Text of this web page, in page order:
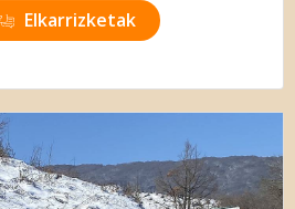
Elkarrizketak